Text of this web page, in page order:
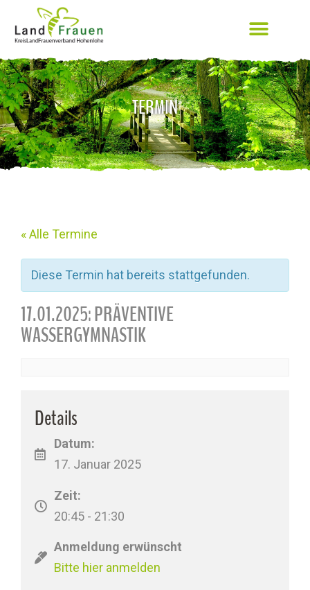
TERMIN
« Alle Termine
Diese Termin hat bereits stattgefunden.
17.01.2025: PRÄVENTIVE
WASSERGYMNASTIK
Details
Datum:
17. Januar 2025
Zeit:
20:45 - 21:30
Anmeldung erwünscht
Bitte hier anmelden